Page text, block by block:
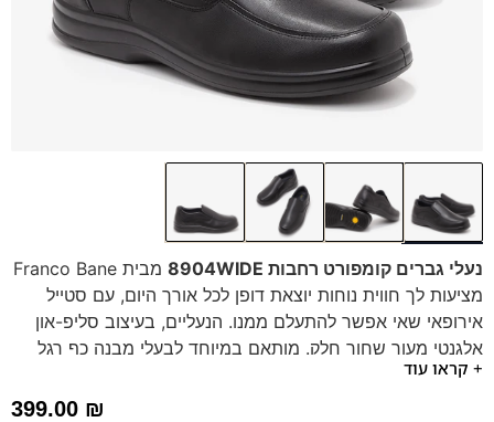
נעלי גברים קומפורט רחבות 8904WIDE
מבית Franco Bane
מציעות לך חווית נוחות יוצאת דופן לכל אורך היום, עם סטייל
אירופאי שאי אפשר להתעלם ממנו. הנעליים, בעיצוב סליפ-און
אלגנטי מעור שחור חלק. מותאם במיוחד לבעלי מבנה כף רגל
רחב מאוד או נפוחה
+ קראו עוד
399.00 ₪